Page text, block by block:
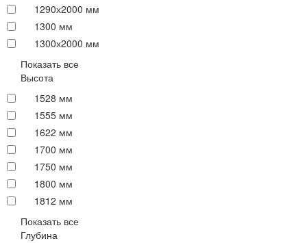
1290х2000 мм
1300 мм
1300х2000 мм
Показать все
Высота
1528 мм
1555 мм
1622 мм
1700 мм
1750 мм
1800 мм
1812 мм
Показать все
Глубина